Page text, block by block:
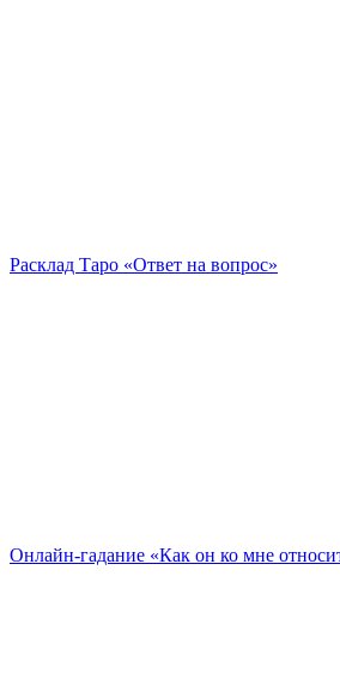
Расклад Таро «Ответ на вопрос»
Онлайн-гадание «Как он ко мне